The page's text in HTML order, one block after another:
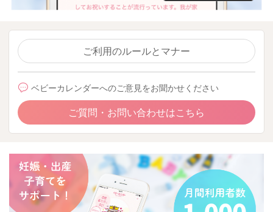
ご利用のルールとマナー
ベビーカレンダーへのご意見をお聞かせください
ご質問・お問い合わせはこちら